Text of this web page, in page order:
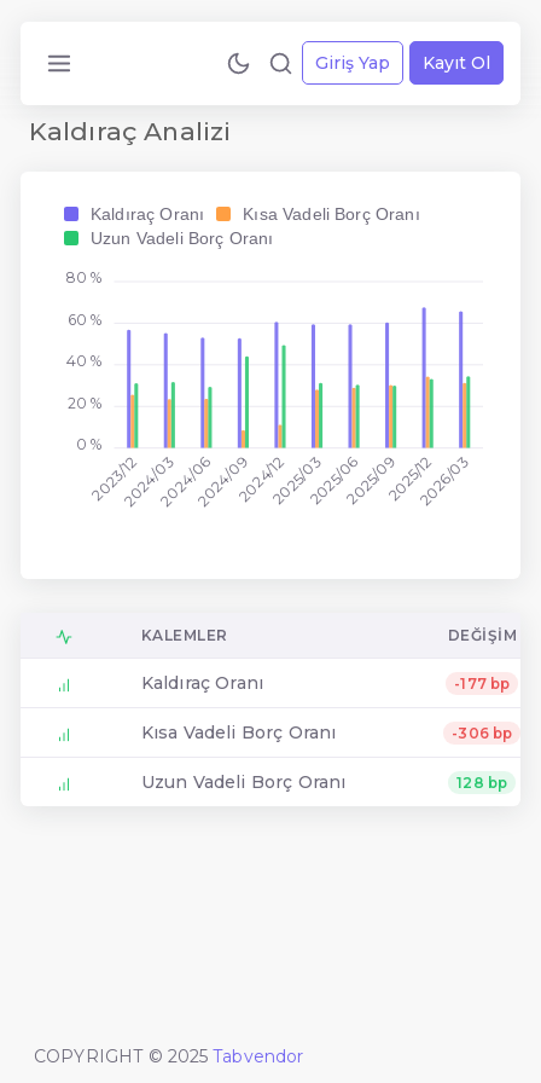
Giriş Yap Kayıt Ol
Kaldıraç Analizi
Kaldıraç Oranı
Kısa Vadeli Borç Oranı
Uzun Vadeli Borç Oranı
2023/122024/032024/062024/092024/122025/032025/062025/092025/122026/03
80 %
60 %
40 %
20 %
0 %
KALEMLER DEĞIŞIM
Kaldıraç Oranı -177 bp
Kısa Vadeli Borç Oranı -306 bp
Uzun Vadeli Borç Oranı 128 bp
COPYRIGHT © 2025 Tabvendor